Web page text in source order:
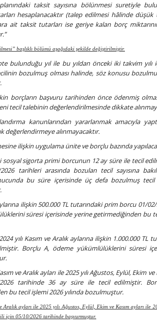
taksit sayısına bölünmesi suretiyle
hesaplanacaktır (talep edilmesi hâlinde düşük
ait taksit tutarları ise geriye kalan borç
başlıklı bölümü aşağıdaki şekilde değiştirilmiştir.
bulunduğu yıl ile bu yıldan önceki iki takvim yılı
bozulmuş olması halinde, söz konusu
borçların başvuru tarihinden önce ödenmiş
tecil talebinin değerlendirilmesinde dikkate
kanunlarından yararlanmak amacıyla
değerlendirmeye alınmayacaktır.
ilişkin uygulama ünite ve borçlu bazında
sosyal sigorta primi borcunun 12 ay süre ile tecil
tarihleri arasında bozulan tecil sayısına
bu süre içerisinde üç defa bozulmuş
ilişkin 500.000 TL tutarındaki prim borcu 01/
süresi içerisinde yerine getirmediğinden bu
yılı Kasım ve Aralık aylarına ilişkin 1.000.000 TL
Borçlu A, ödeme yükümlülüklerini süresi
ve Aralık ayları ile 2025 yılı Ağustos, Eylül, Ekim ve
tarihinde 36 ay süre ile tecil edilmiştir.
bu tecil işlemi 2026 yılında bozulmuştur.
ayları ile 2025 yılı Ağustos, Eylül, Ekim ve Kasım ayları ile
için 05/10/2026 tarihinde başvurmuştur.